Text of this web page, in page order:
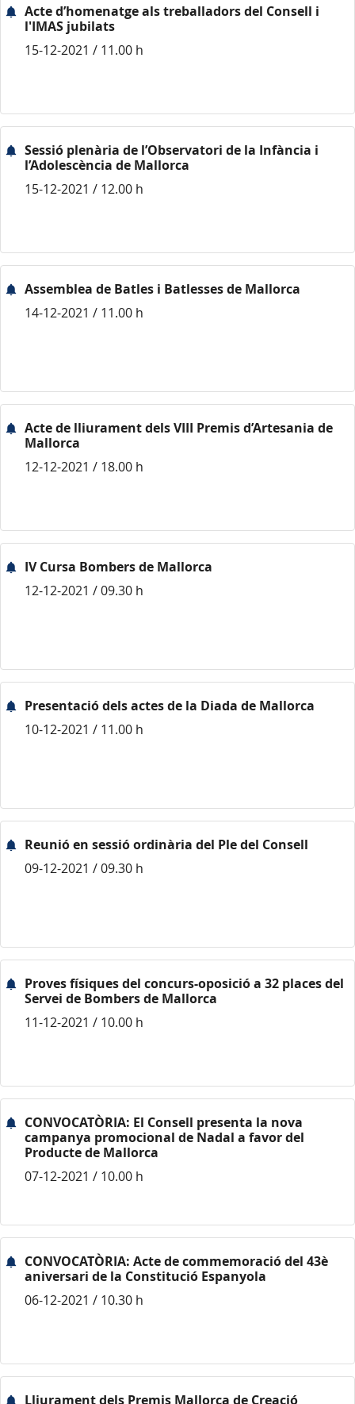
Acte d’homenatge als treballadors del Consell i
l'IMAS jubilats
15-12-2021 / 11.00 h
Sessió plenària de l’Observatori de la Infància i
l’Adolescència de Mallorca
15-12-2021 / 12.00 h
Assemblea de Batles i Batlesses de Mallorca
14-12-2021 / 11.00 h
Acte de lliurament dels VIII Premis d’Artesania de
Mallorca
12-12-2021 / 18.00 h
IV Cursa Bombers de Mallorca
12-12-2021 / 09.30 h
Presentació dels actes de la Diada de Mallorca
10-12-2021 / 11.00 h
Reunió en sessió ordinària del Ple del Consell
09-12-2021 / 09.30 h
Proves físiques del concurs-oposició a 32 places del
Servei de Bombers de Mallorca
11-12-2021 / 10.00 h
CONVOCATÒRIA: El Consell presenta la nova
campanya promocional de Nadal a favor del
Producte de Mallorca
07-12-2021 / 10.00 h
CONVOCATÒRIA: Acte de commemoració del 43è
aniversari de la Constitució Espanyola
06-12-2021 / 10.30 h
Lliurament dels Premis Mallorca de Creació